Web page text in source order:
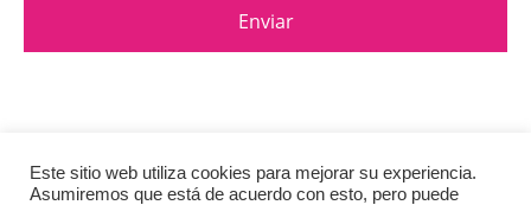
© Copyright 2020. All Rights Reserved.Política de privacidady Cookies
Este sitio web utiliza cookies para mejorar su experiencia.
Asumiremos que está de acuerdo con esto, pero puede